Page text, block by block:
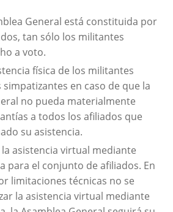
General está constituida por
tan sólo los militantes
a voto.
física de los militantes
simpatizantes en caso de que la
no pueda materialmente
a todos los afiliados que
su asistencia.
asistencia virtual mediante
para el conjunto de afiliados. En
limitaciones técnicas no se
la asistencia virtual mediante